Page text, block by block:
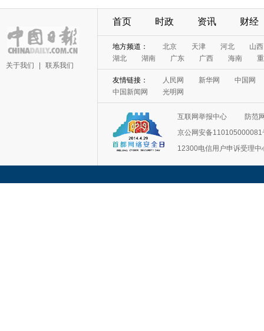
关于我们 联系我们
首页 时政 资讯 财经
地方频道： 北京 天津 河北
山西
湖北
湖南 广东 广西 海南
友情链接： 人民网 新华网
中国网
中国新闻网
光明网
互联网举报中心
防范
京公网安备110105000081
12300电信用户申诉受理中